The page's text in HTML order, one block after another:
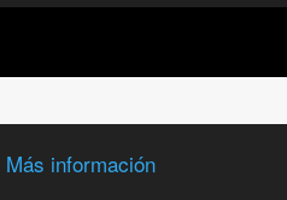
Más información